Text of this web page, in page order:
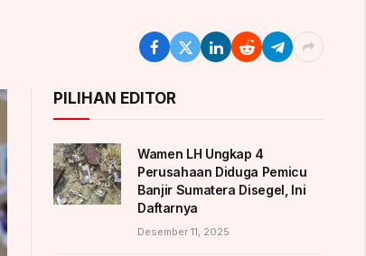
PILIHAN EDITOR
Wamen LH Ungkap 4
Perusahaan Diduga Pemicu
Banjir Sumatera Disegel, Ini
Daftarnya
Desember 11, 2025